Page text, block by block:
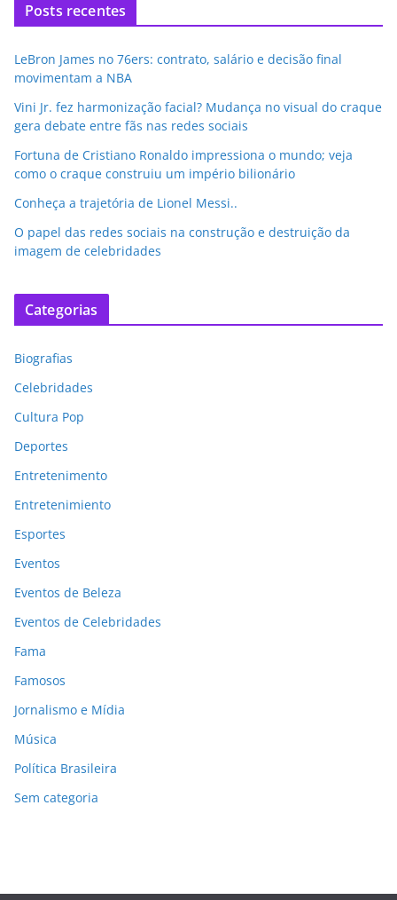
Posts recentes
LeBron James no 76ers: contrato, salário e decisão final
movimentam a NBA
Vini Jr. fez harmonização facial? Mudança no visual do craque
gera debate entre fãs nas redes sociais
Fortuna de Cristiano Ronaldo impressiona o mundo; veja
como o craque construiu um império bilionário
Conheça a trajetória de Lionel Messi..
O papel das redes sociais na construção e destruição da
imagem de celebridades
Categorias
Biografias
Celebridades
Cultura Pop
Deportes
Entretenimento
Entretenimiento
Esportes
Eventos
Eventos de Beleza
Eventos de Celebridades
Fama
Famosos
Jornalismo e Mídia
Música
Política Brasileira
Sem categoria